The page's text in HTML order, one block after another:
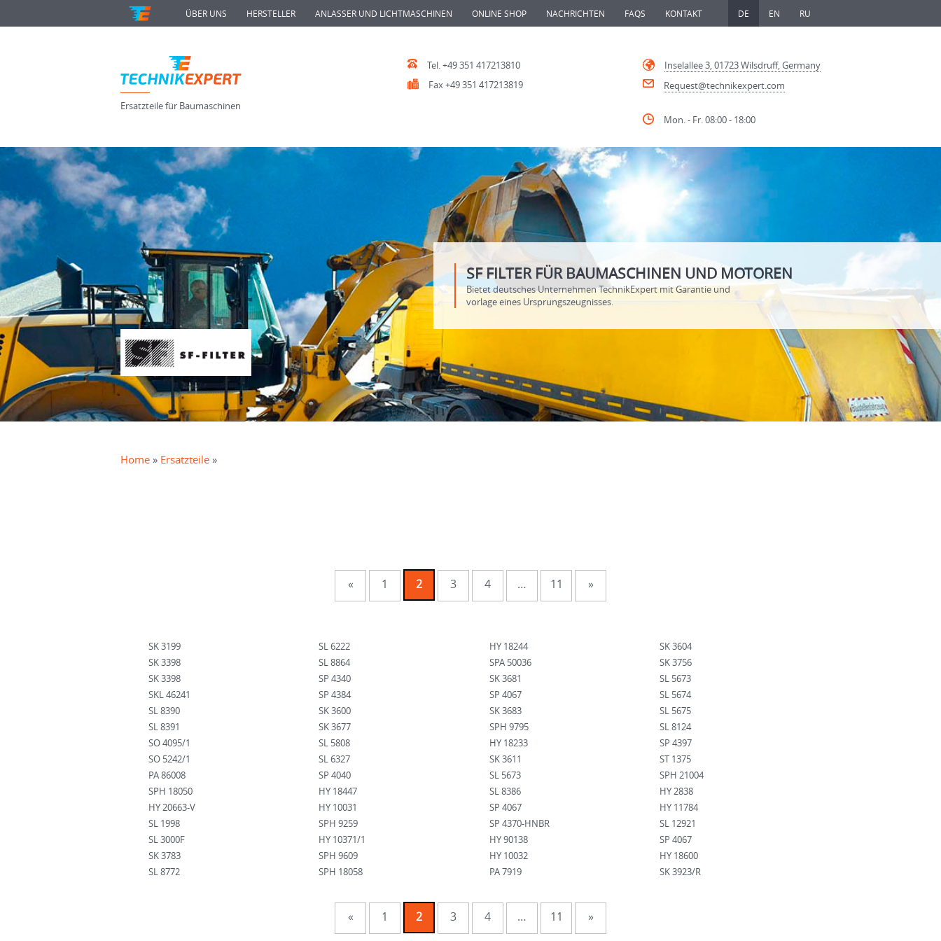
ÜBER UNS HERSTELLER ANLASSER UND LICHTMASCHINEN ONLINE SHOP NACHRICHTEN FAQS KONTAKT DE EN RU
Ersatzteile für Baumaschinen
Tel. +49 351 417213810
Fax +49 351 417213819
Inselallee 3, 01723 Wilsdruff, Germany
Request@technikexpert.com
Mon. - Fr. 08:00 - 18:00
SF FILTER FÜR BAUMASCHINEN UND MOTOREN
Bietet deutsches Unternehmen TechnikExpert mit Garantie und
vorlage eines Ursprungszeugnisses.
Home » ersatzteile »
« 1 2 3 4 … 11 »
SK 3199
SK 3398
SK 3398
SKL 46241
SL 8390
SL 8391
SO 4095/1
SO 5242/1
PA 86008
SPH 18050
HY 20663-V
SL 1998
SL 3000F
SK 3783
SL 8772
SL 6222
SL 8864
SP 4340
SP 4384
SK 3600
SK 3677
SL 5808
SL 6327
SP 4040
HY 18447
HY 10031
SPH 9259
HY 10371/1
SPH 9609
SPH 18058
HY 20659
HY 13650
HY 11878-V
HY 18244
SPA 50036
SK 3681
SP 4067
SK 3683
SPH 9795
HY 18233
SK 3611
SL 5673
SL 8386
SP 4067
SP 4370-HNBR
HY 90138
HY 10032
PA 7919
SL 6217
SL 81119
SL 81303
SK 3604
SK 3756
SL 5673
SL 5674
SL 5675
SL 8124
SP 4397
ST 1375
SPH 21004
HY 2838
HY 11784
SL 12921
SP 4067
HY 18600
SK 3923/R
« 1 2 3 4 … 11 »